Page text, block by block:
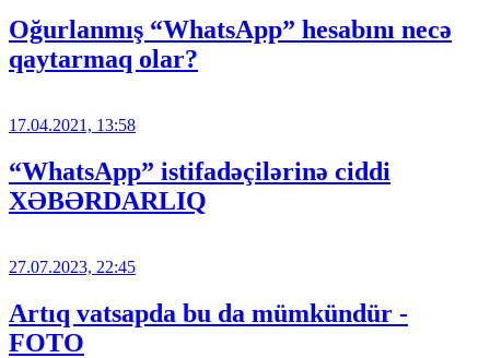
Oğurlanmış “WhatsApp” hesabını necə
qaytarmaq olar?
17.04.2021, 13:58
“WhatsApp” istifadəçilərinə ciddi
XƏBƏRDARLIQ
27.07.2023, 22:45
Artıq vatsapda bu da mümkündür -
FOTO